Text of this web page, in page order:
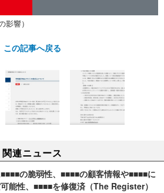
影響）
この記事へ戻る
関連ニュース
の脆弱性、■■■■の顧客情報や■■■■に
能性、■■■■を修復済（The Register）